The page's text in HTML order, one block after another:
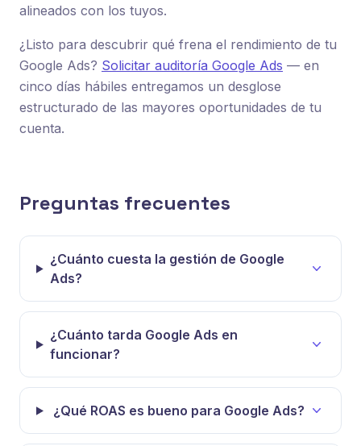
alineados con los tuyos.
¿Listo para descubrir qué frena el rendimiento de tu
Google Ads? Solicitar auditoría Google Ads — en
cinco días hábiles entregamos un desglose
estructurado de las mayores oportunidades de tu
cuenta.
Preguntas frecuentes
¿Cuánto cuesta la gestión de Google
Ads?
¿Cuánto tarda Google Ads en
funcionar?
¿Qué ROAS es bueno para Google Ads?